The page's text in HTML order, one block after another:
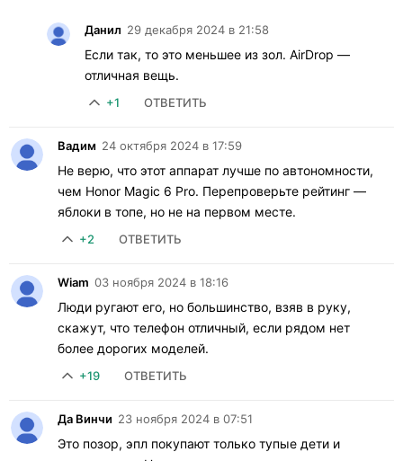
Данил 29 декабря 2024 в 21:58
Если так, то это меньшее из зол. AirDrop —
отличная вещь.
+1 ОТВЕТИТЬ
Вадим 24 октября 2024 в 17:59
Не верю, что этот аппарат лучше по автономности,
чем Honor Magic 6 Pro. Перепроверьте рейтинг —
яблоки в топе, но не на первом месте.
+2 ОТВЕТИТЬ
Wiam 03 ноября 2024 в 18:16
Люди ругают его, но большинство, взяв в руку,
скажут, что телефон отличный, если рядом нет
более дорогих моделей.
+19 ОТВЕТИТЬ
Да Винчи 23 ноября 2024 в 07:51
Это позор, эпл покупают только тупые дети и